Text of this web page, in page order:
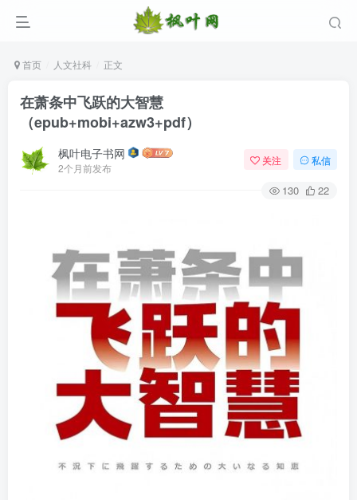
首页 人文社科 正文
在萧条中飞跃的大智慧
（epub+mobi+azw3+pdf）
枫叶电子书网
2个月前发布
关注 私信
130 22
登录
没有账号？立即注册
用户名/手机号/邮箱
登录密码
记住登录 找回密码|免密登录
登录